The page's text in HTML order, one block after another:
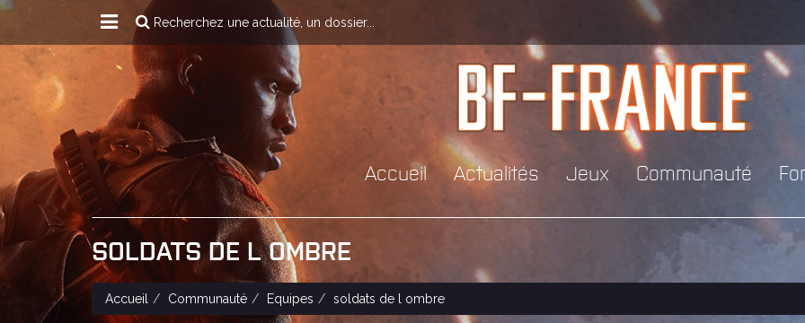
Recherchez une actualité, un dossier...
Accueil Actualités Jeux Communauté
SOLDATS DE L OMBRE
Accueil Communauté Equipes soldats de l ombre